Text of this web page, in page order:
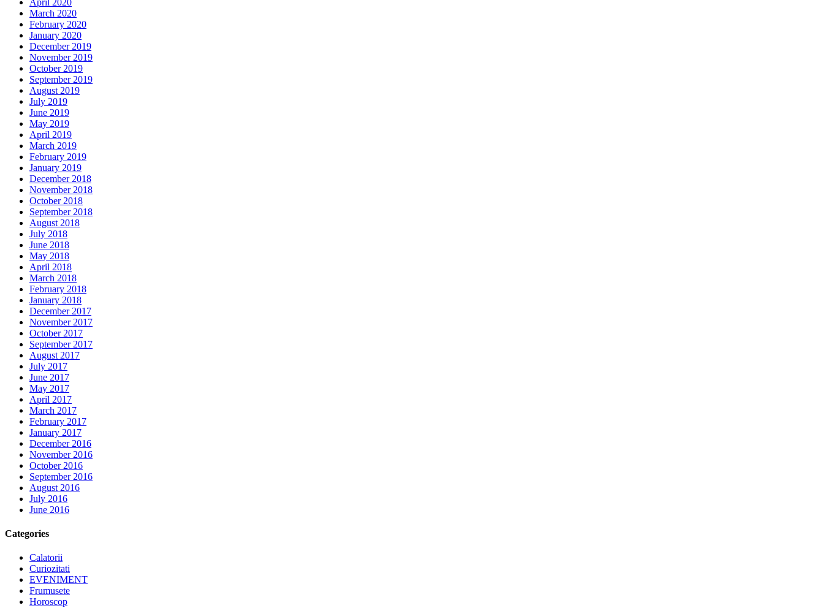
March 2020
February 2020
January 2020
December 2019
November 2019
October 2019
September 2019
August 2019
July 2019
June 2019
May 2019
April 2019
March 2019
February 2019
January 2019
December 2018
November 2018
October 2018
September 2018
August 2018
July 2018
June 2018
May 2018
April 2018
March 2018
February 2018
January 2018
December 2017
November 2017
October 2017
September 2017
August 2017
July 2017
June 2017
May 2017
April 2017
March 2017
February 2017
January 2017
December 2016
November 2016
October 2016
September 2016
August 2016
July 2016
June 2016
Categories
Calatorii
Curiozitati
EVENIMENT
Frumusete
Horoscop